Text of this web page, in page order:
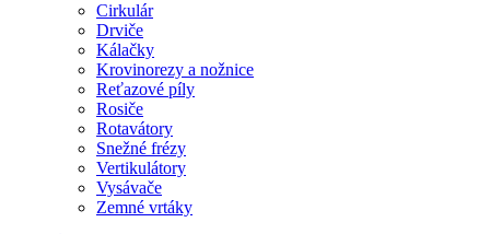
Cirkulár
Drviče
Kálačky
Krovinorezy a nožnice
Reťazové píly
Rosiče
Rotavátory
Snežné frézy
Vertikulátory
Vysávače
Zemné vrtáky